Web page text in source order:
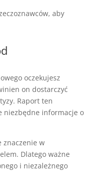
aby
oczekujesz
on dostarczyć
Raport ten
niezbędne informacje o
w
Dlatego ważne
i niezależnego